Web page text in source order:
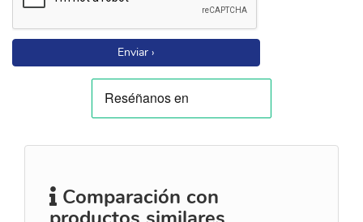
Enviar ›
Comparación con